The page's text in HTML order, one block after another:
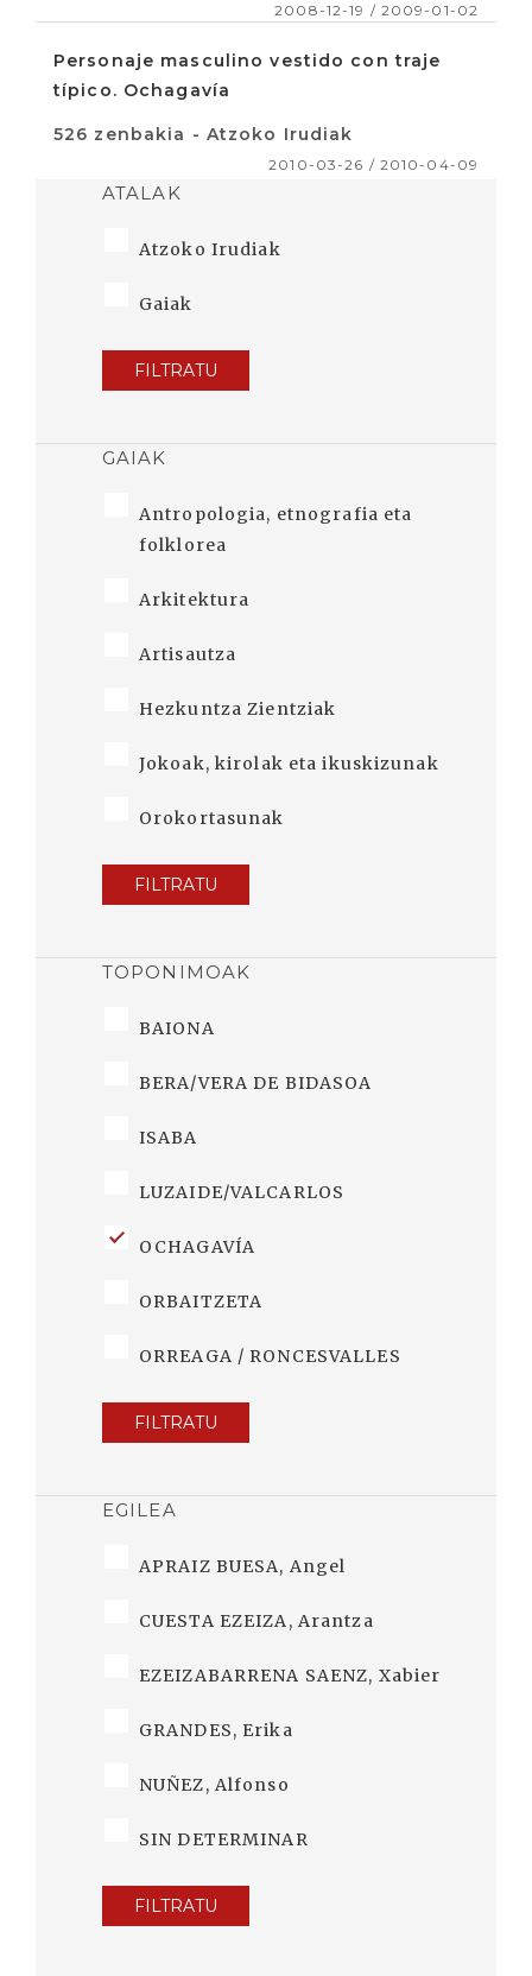
2008-12-19 / 2009-01-02
Personaje masculino vestido con traje
típico. Ochagavía
526 zenbakia - Atzoko Irudiak
2010-03-26 / 2010-04-09
ATALAK
Atzoko Irudiak
Gaiak
FILTRATU
GAIAK
Antropologia, etnografia eta
folklorea
Arkitektura
Artisautza
Hezkuntza Zientziak
Jokoak, kirolak eta ikuskizunak
Orokortasunak
FILTRATU
TOPONIMOAK
BAIONA
BERA/VERA DE BIDASOA
ISABA
LUZAIDE/VALCARLOS
OCHAGAVÍA
ORBAITZETA
ORREAGA / RONCESVALLES
FILTRATU
EGILEA
APRAIZ BUESA, Angel
CUESTA EZEIZA, Arantza
EZEIZABARRENA SAENZ, Xabier
GRANDES, Erika
NUÑEZ, Alfonso
SIN DETERMINAR
FILTRATU